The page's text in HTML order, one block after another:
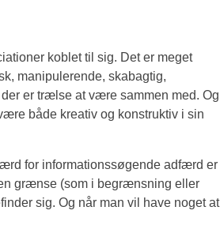
koblet til sig. Det er meget
manipulerende, skabagtig,
er trælse at være sammen med. Og
både kreativ og konstruktiv i sin
for informationssøgende adfærd er
grænse (som i begrænsning eller
sig. Og når man vil have noget at